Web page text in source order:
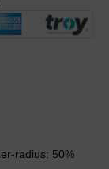
radius: 50%